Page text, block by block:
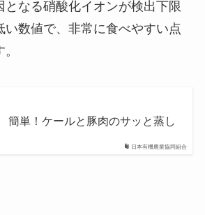
となる硝酸化イオンが検出下限
い数値で、非常に食べやすい点
日本有機農業協同組合
簡単！ケールと豚肉のサッと蒸し